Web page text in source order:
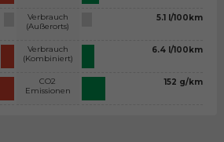
Verbrauch
(Außerorts)
Verbrauch
(Kombiniert)
CO2
Emissionen
5.1 l/100km
6.4 l/100km
152 g/km